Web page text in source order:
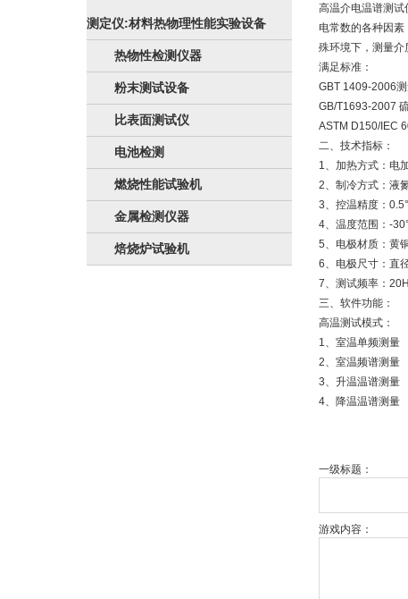
测定仪:材料热物理性能实验设备
热物性检测仪器
粉末测试设备
比表面测试仪
电池检测
燃烧性能试验机
金属检测仪器
焙烧炉试验机
高温介电温谱测
电常数的各种因
殊环境下，测量介
满足标准：
GBT 1409-2006
GB/T1693-2007
ASTM D150/IEC
二、技术指标：
1、加热方式：电
2、制冷方式：液
3、控温精度：
4、温度范围：-
5、电极材质：黄
6、电极尺寸：直
7、测试频率：
三、软件功能：
高温测试模式：
1、室温单频测量
2、室温频谱测量
3、升温温谱测量
4、降温温谱测量
一级标题：
游戏内容：